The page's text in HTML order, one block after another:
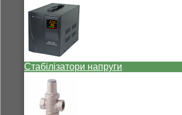
Стабілізатори напруги